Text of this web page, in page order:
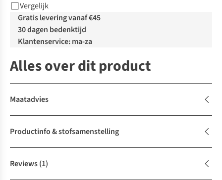
Vergelijk
Gratis levering vanaf €45
30 dagen bedenktijd
Klantenservice: ma-za
Alles over dit product
Maatadvies
Productinfo & stofsamenstelling
Reviews(1)